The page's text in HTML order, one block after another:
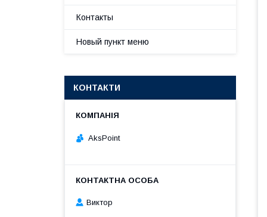
Контакты
Новый пункт меню
КОНТАКТИ
AksPoint
Виктор